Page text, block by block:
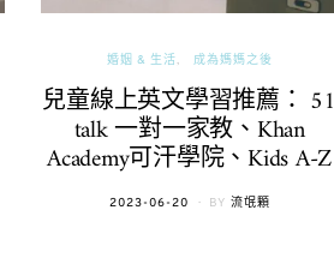
婚姻 & 生活 成為媽媽之後
兒童線上英文學習推薦： 51
talk 一對一家教、Khan
Academy可汗學院、Kids A-Z
POSTED
2023-06-20 BY 流氓顆